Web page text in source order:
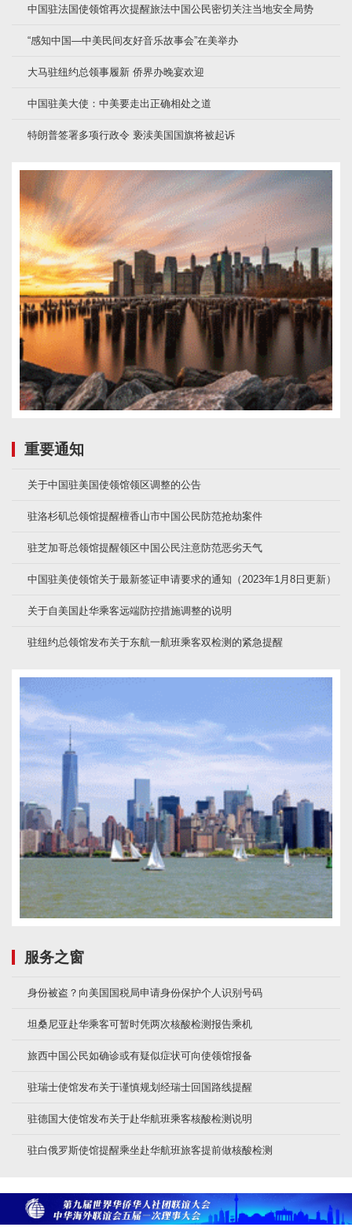
中国驻法国使领馆再次提醒旅法中国公民密切关注当地安全局势
“感知中国—中美民间友好音乐故事会”在美举办
大马驻纽约总领事履新 侨界办晚宴欢迎
中国驻美大使：中美要走出正确相处之道
特朗普签署多项行政令 亵渎美国国旗将被起诉
重要通知
关于中国驻美国使领馆领区调整的公告
驻洛杉矶总领馆提醒檀香山市中国公民防范抢劫案件
驻芝加哥总领馆提醒领区中国公民注意防范恶劣天气
中国驻美使领馆关于最新签证申请要求的通知（2023年1月8日更新）
关于自美国赴华乘客远端防控措施调整的说明
驻纽约总领馆发布关于东航一航班乘客双检测的紧急提醒
服务之窗
身份被盗？向美国国税局申请身份保护个人识别号码
坦桑尼亚赴华乘客可暂时凭两次核酸检测报告乘机
旅西中国公民如确诊或有疑似症状可向使领馆报备
驻瑞士使馆发布关于谨慎规划经瑞士回国路线提醒
驻德国大使馆发布关于赴华航班乘客核酸检测说明
驻白俄罗斯使馆提醒乘坐赴华航班旅客提前做核酸检测